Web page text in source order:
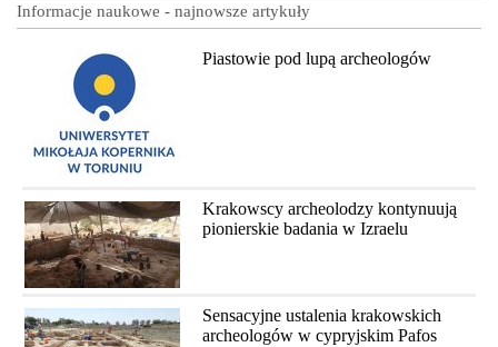
Informacje naukowe - najnowsze artykuły
Piastowie pod lupą archeologów
Krakowscy archeolodzy kontynuują
pionierskie badania w Izraelu
Sensacyjne ustalenia krakowskich
archeologów w cypryjskim Pafos